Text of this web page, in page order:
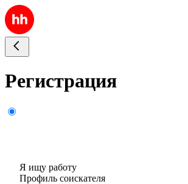
Регистрация
Я ищу работу
Профиль соискателя